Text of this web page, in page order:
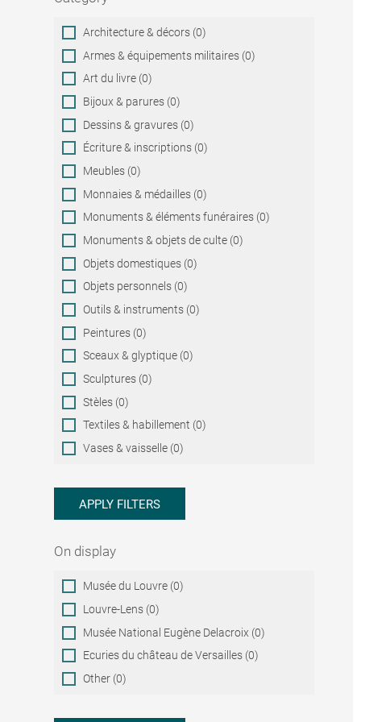
Category
Architecture & décors (0)
Armes & équipements militaires (0)
Art du livre (0)
Bijoux & parures (0)
Dessins & gravures (0)
Écriture & inscriptions (0)
Meubles (0)
Monnaies & médailles (0)
Monuments & éléments funéraires (0)
Monuments & objets de culte (0)
Objets domestiques (0)
Objets personnels (0)
Outils & instruments (0)
Peintures (0)
Sceaux & glyptique (0)
Sculptures (0)
Stèles (0)
Textiles & habillement (0)
Vases & vaisselle (0)
APPLY FILTERS
On display
On
display
Musée du Louvre (0)
Louvre-Lens (0)
Musée National Eugène Delacroix (0)
Ecuries du château de Versailles (0)
Other (0)